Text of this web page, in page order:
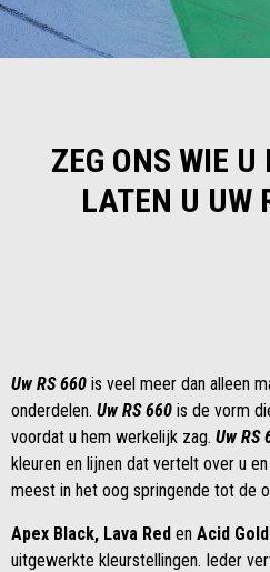
ZEG ONS WIE
LATEN U UW
Uw RS 660 is veel meer dan alleen
onderdelen. Uw RS 660 is de vorm
voordat u hem werkelijk zag. Uw RS
kleuren en lijnen dat vertelt over u
meest in het oog springende tot de
Apex Black, Lava Red en Acid Gold
uitgewerkte kleurstellingen. Ieder